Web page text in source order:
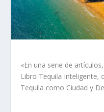
«En una serie de
Libro Tequila Inteligente,
Tequila como Ciudad y